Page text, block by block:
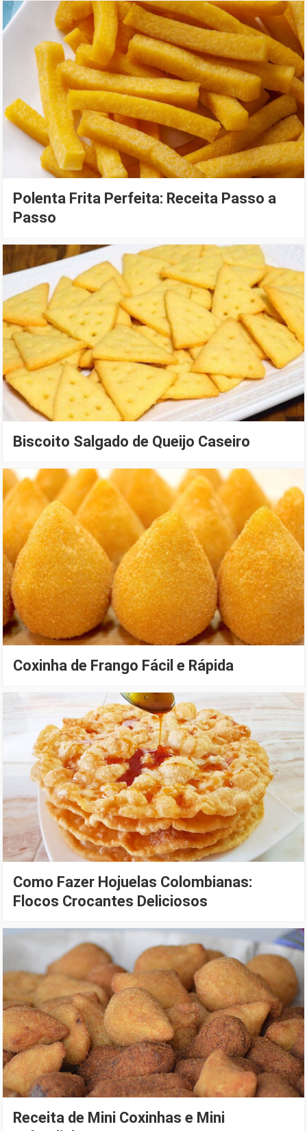
Polenta Frita Perfeita: Receita Passo a
Passo
Biscoito Salgado de Queijo Caseiro
Coxinha de Frango Fácil e Rápida
Como Fazer Hojuelas Colombianas:
Flocos Crocantes Deliciosos
Receita de Mini Coxinhas e Mini